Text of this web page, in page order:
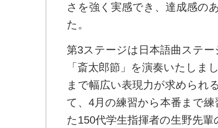
さを強く実感でき、達成感の
た。
第3ステージは日本語曲ステ
「斎太郎節」を演奏いたしま
まで幅広い表現力が求められ
て、4月の練習から本番まで
た150代学生指揮者の生野先